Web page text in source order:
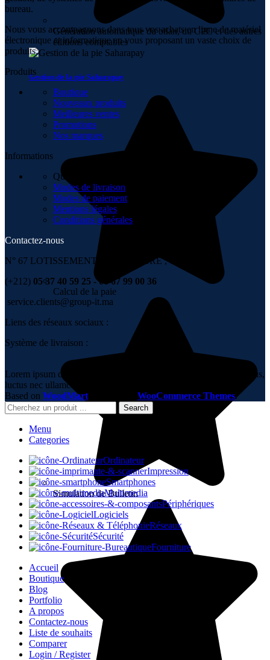
Génération automatique du bilan, du CPC et des autres
éditions comptables
Gestion de la pie Saharapay
Calcul de la paie
Simulation de Bulletin
bureau.
Nous vous accompagnons dans tous vos achats en ligne de matériel
électronique et informatique en vous proposant un vaste choix de
produits.
Produits
Boutique
Nouveaux produits
Meilleures ventes
Promotions
Nos marques
Informations
Qui sommes-nous
Modes de livraison
Modes de paiement
Mentions légales
Conditions générales
Contactez-nous
N° 67 LOTISSEMENT 6 NOVEMBRE , TÉMARA
(+212) 05 37 40 59 25 - 06 67 99 00 36
service.clients@group-it.ma
Liens des réseaux sociaux :
Système de livraison :
Lorem ipsum dolor sit amet, consectetur adipiscing elit. Ut elit tellus,
luctus nec ullamcorper mattis, pulvinar dapibus leo.
Based on WoodMart WooCommerce Themes.
Search
Menu
Categories
Ordinateur
Impression
Smartphones
Multimedia
Périphériques
Logiciels
Réseaux
Sécurité
Fourniture
Accueil
Boutique
Blog
Portfolio
A propos
Contactez-nous
Liste de souhaits
Comparer
Login / Register